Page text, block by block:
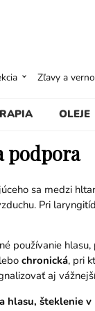
OLEJE
Zľavy a
podpora
sa medzi
Pri
používanie
chronická, pri
aj
hlasu, šteklenie